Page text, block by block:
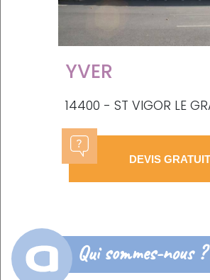
YVER
14400 - ST VIGOR LE
DEVIS GRATUIT
Qui sommes-nous ?